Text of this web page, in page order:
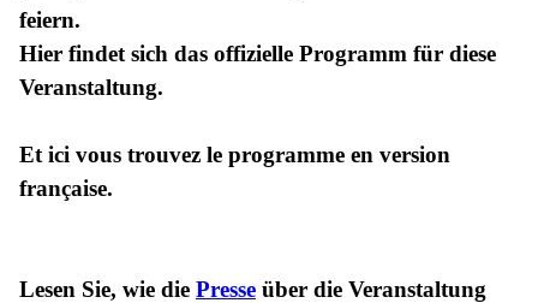
feiern.
Hier findet sich das offizielle Programm für diese
Veranstaltung.
Et ici vous trouvez le programme en version
française.
Lesen Sie, wie die Presse über die Veranstaltung